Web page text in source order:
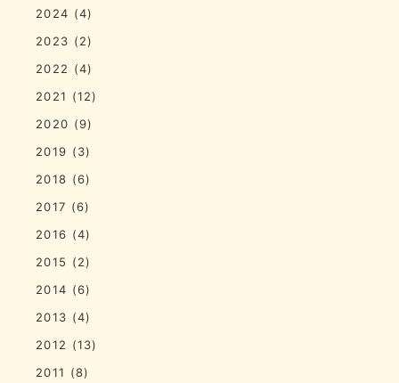
2024 (4)
2023 (2)
2022 (4)
2021 (12)
2020 (9)
2019 (3)
2018 (6)
2017 (6)
2016 (4)
2015 (2)
2014 (6)
2013 (4)
2012 (13)
2011 (8)